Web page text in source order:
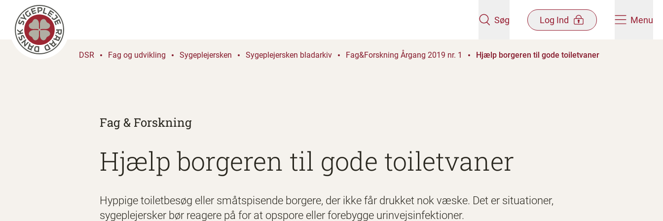
Søg Log Ind Menu
DSR Fag og udvikling Sygeplejersken Sygeplejersken bladarkiv Fag&Forskning Årgang 2019 nr. 1 Hjælp borgeren til gode toiletvaner
Fag & Forskning
Hjælp borgeren til gode toiletvaner
Hyppige toiletbesøg eller småtspisende borgere, der ikke får drukket nok væske. Det er situationer,
sygeplejersker bør reagere på for at opspore eller forebygge urinvejsinfektioner.